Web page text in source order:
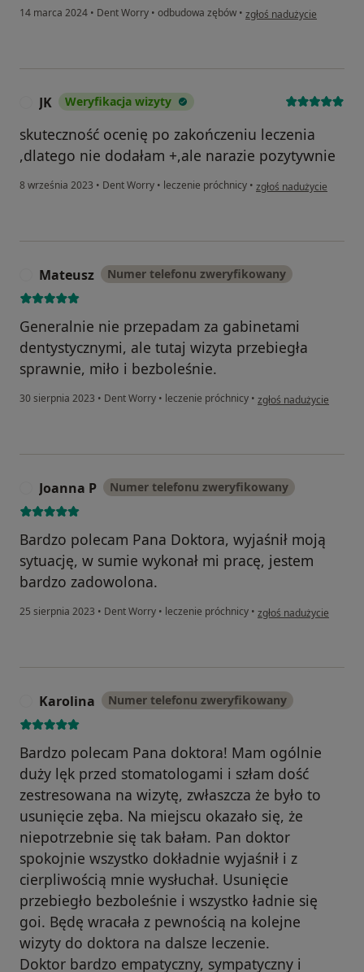
14 marca 2024 • Dent Worry • odbudowa zębów • w opinii użytkownika Filip
zgłoś nadużycie
JK Weryfikacja wizyty
skuteczność ocenię po zakończeniu leczenia
,dlatego nie dodałam +,ale narazie pozytywnie
8 września 2023 • Dent Worry • leczenie próchnicy • w opinii użytkownika JK
zgłoś nadużycie
Mateusz Numer telefonu zweryfikowany
Generalnie nie przepadam za gabinetami
dentystycznymi, ale tutaj wizyta przebiegła
sprawnie, miło i bezboleśnie.
30 sierpnia 2023 • Dent Worry • leczenie próchnicy • w opinii użytkownika
zgłoś nadużycie
Joanna P Numer telefonu zweryfikowany
Bardzo polecam Pana Doktora, wyjaśnił moją
sytuację, w sumie wykonał mi pracę, jestem
bardzo zadowolona.
25 sierpnia 2023 • Dent Worry • leczenie próchnicy • w opinii użytkownika
zgłoś nadużycie
Karolina Numer telefonu zweryfikowany
Bardzo polecam Pana doktora! Mam ogólnie
duży lęk przed stomatologami i szłam dość
zestresowana na wizytę, zwłaszcza że było to
usunięcie zęba. Na miejscu okazało się, że
niepotrzebnie się tak bałam. Pan doktor
spokojnie wszystko dokładnie wyjaśnił i z
cierpliwością mnie wysłuchał. Usunięcie
przebiegło bezboleśnie i wszystko ładnie się
goi. Będę wracała z pewnością na kolejne
wizyty do doktora na dalsze leczenie.
Doktor bardzo empatyczny, sympatyczny i